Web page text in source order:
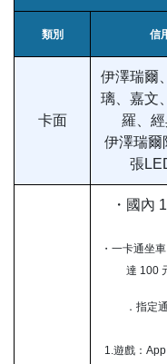
類別 信
卡面
伊澤瑞爾
璃、嘉文
羅、
伊澤瑞爾
張
・國內
・一卡通坐
達 100
．指定
1.遊戲：